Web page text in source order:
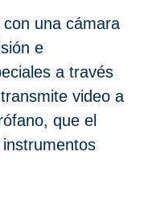
una cámara
e
a través
video a
que el